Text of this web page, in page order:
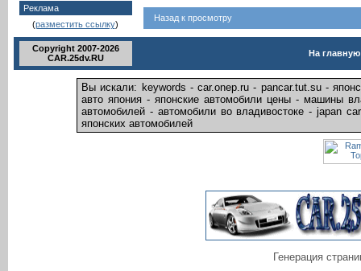
Реклама
(разместить ссылку)
Назад к просмотру
Copyright 2007-2026
CAR.25dv.RU
На главную
Вы искали: keywords - car.onep.ru - pancar.tut.su -
авто япония - японские автомобили цены - машины
автомобилей - автомобили во владивостоке - japan
японских автомобилей
Генерация